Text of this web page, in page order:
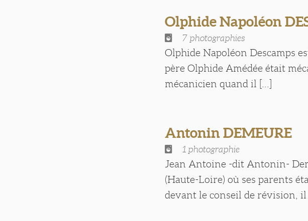
Olphide Napoléon
7 photographies
Olphide Napoléon Descamps
père Olphide Amédée était
mécanicien quand il [...]
Antonin DEMEURE
1 photographie
Jean Antoine -dit Antonin-
(Haute-Loire) où ses parents
devant le conseil de révision, il